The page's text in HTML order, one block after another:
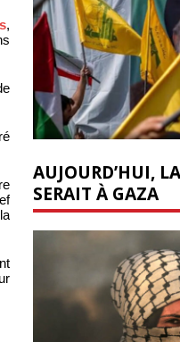
,
AUJOURD’HUI,
SERAIT À GAZA